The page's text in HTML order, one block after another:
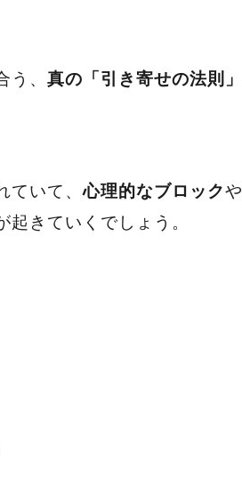
う、真の「引き寄せの法則」
ていて、心理的なブロックや
きていくでしょう。